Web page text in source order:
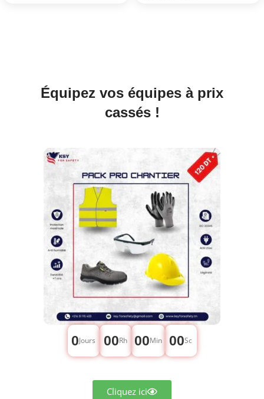
Équipez vos équipes à prix
cassés !
0Jours 00Rh 00Min 00Sc
Cliquez ici